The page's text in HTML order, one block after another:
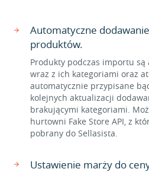
Automatyczne
produktów.
Produkty podczas importu
wraz z ich kategoriami oraz
automatycznie przypisane
kolejnych aktualizacji
brakującymi kategoriami.
hurtowni Fake Store API, z
pobrany do Sellasista.
Ustawienie marży do